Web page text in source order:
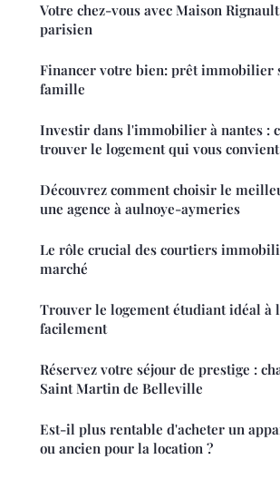
Votre chez-vous avec Maison
parisien
Financer votre bien: prêt immobilier
famille
Investir dans l'immobilier à nantes :
trouver le logement qui vous convient
Découvrez comment choisir le
une agence à aulnoye-aymeries
Le rôle crucial des courtiers
marché
Trouver le logement étudiant idéal à
facilement
Réservez votre séjour de prestige :
Saint Martin de Belleville
Est-il plus rentable d'acheter un
ou ancien pour la location ?